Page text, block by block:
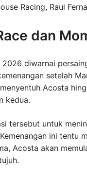
Racing, Raul
dan
2026 diwarnai
setelah
Acosta
kedua.
tersebut untuk
ini tentu
Acosta akan